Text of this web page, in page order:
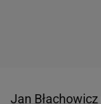
Jan Błachowicz